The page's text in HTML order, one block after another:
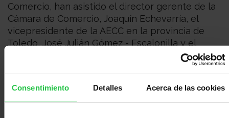
Consentimiento Detalles Acerca de las cookies
Comercio, han asistido el director gerente de la
Cámara de Comercio, Joaquín Echevarría, el
vicepresidente de la AECC en la provincia de
Toledo, José Julián Gómez - Escalonilla y el
Desde la Asociación Española Contra el Cáncer,
han valorado de manera muy positiva este
acuerdo, ya que“supondrá la participación en